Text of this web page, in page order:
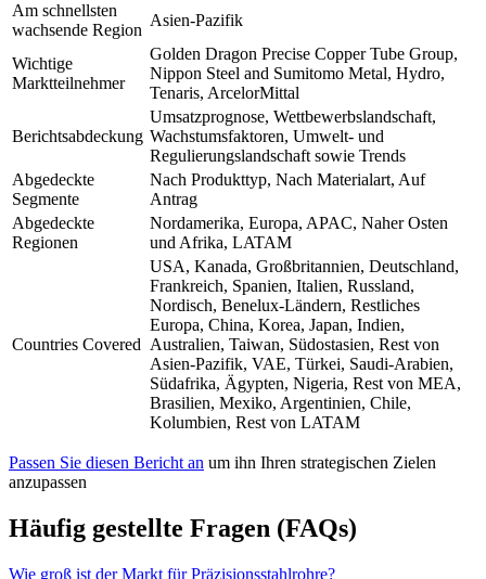
Am schnellsten
wachsende Region
Asien-Pazifik
Wichtige
Marktteilnehmer
Golden Dragon Precise Copper Tube Group,
Nippon Steel and Sumitomo Metal, Hydro,
Tenaris, ArcelorMittal
Berichtsabdeckung
Umsatzprognose, Wettbewerbslandschaft,
Wachstumsfaktoren, Umwelt- und
Regulierungslandschaft sowie Trends
Abgedeckte
Segmente
Nach Produkttyp, Nach Materialart, Auf
Antrag
Abgedeckte
Regionen
Nordamerika, Europa, APAC, Naher Osten
und Afrika, LATAM
Countries Covered
USA, Kanada, Großbritannien, Deutschland,
Frankreich, Spanien, Italien, Russland,
Nordisch, Benelux-Ländern, Restliches
Europa, China, Korea, Japan, Indien,
Australien, Taiwan, Südostasien, Rest von
Asien-Pazifik, VAE, Türkei, Saudi-Arabien,
Südafrika, Ägypten, Nigeria, Rest von MEA,
Brasilien, Mexiko, Argentinien, Chile,
Kolumbien, Rest von LATAM
Passen Sie diesen Bericht an um ihn Ihren strategischen Zielen
anzupassen
Häufig gestellte Fragen (FAQs)
Wie groß ist der Markt für Präzisionsstahlrohre?